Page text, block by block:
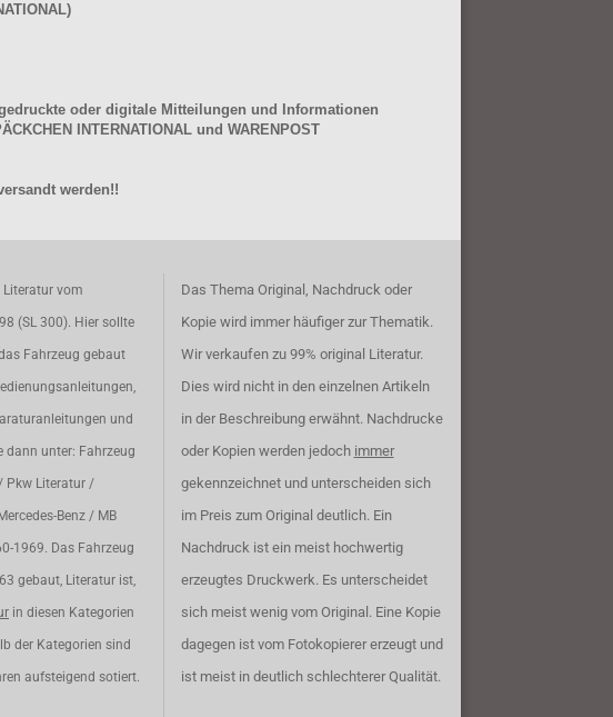
oder digitale Mitteilungen und Informationen
INTERNATIONAL und WARENPOST
werden!!
Literatur vom
(SL 300). Hier sollte
Fahrzeug gebaut
und
dann unter: Fahrzeug
Pkw Literatur /
Benz / MB
1969. Das Fahrzeug
gebaut, Literatur ist,
in diesen Kategorien
der Kategorien sind
aufsteigend sotiert.
Das Thema Original, Nachdruck oder
Kopie wird immer häufiger zur Thematik.
Wir verkaufen zu 99% original Literatur.
Dies wird nicht in den einzelnen Artikeln
in der Beschreibung erwähnt. Nachdrucke
oder Kopien werden jedoch immer
gekennzeichnet und unterscheiden sich
im Preis zum Original deutlich. Ein
Nachdruck ist ein meist hochwertig
erzeugtes Druckwerk. Es unterscheidet
sich meist wenig vom Original. Eine Kopie
dagegen ist vom Fotokopierer erzeugt und
ist meist in deutlich schlechterer Qualität.